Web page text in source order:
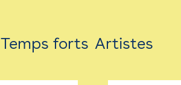
Temps forts Artistes